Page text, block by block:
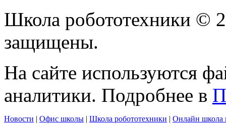
Школа робототехники ©
защищены.
На сайте используются
аналитики. Подробнее в
Новости | Офис школы | Школа робототехники | Онлайн школа